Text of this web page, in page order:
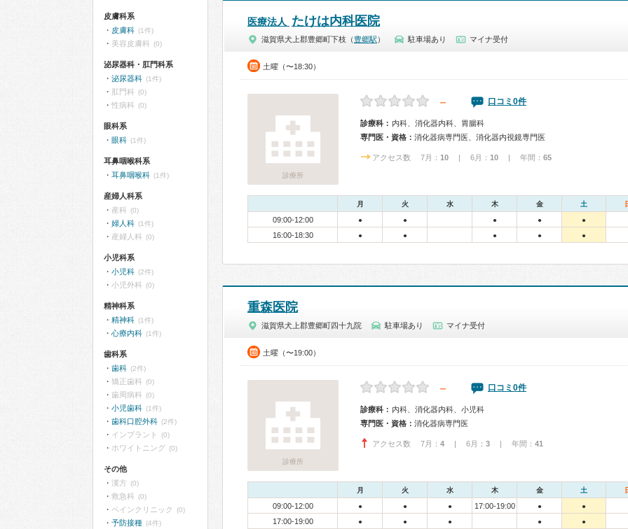
医療法人 たけは内科医院
滋賀県犬上郡豊郷町下枝（ 豊郷駅 ） 駐車場あり マイナ受付
土曜（〜18:30）
診療所
－ 口コミ0件
診療科： 内科、消化器内科、胃腸科
専門医・資格： 消化器病専門医、消化器内視鏡専門医
アクセス数 7月： 10 | 6月： 10 | 年間： 65
月 火 水 木 金 土
09:00-12:00 ● ● ● ● ●
16:00-18:30 ● ● ● ● ●
重森医院
滋賀県犬上郡豊郷町四十九院 駐車場あり マイナ受付
土曜（〜19:00）
診療所
－ 口コミ0件
診療科： 内科、消化器内科、小児科
専門医・資格： 消化器病専門医
アクセス数 7月： 4 | 6月： 3 | 年間： 41
月 火 水 木 金 土
09:00-12:00 ● ● ● 17:00-19:00 ● ●
17:00-19:00 ● ● ● ● ●
皮膚科系
皮膚科 (1件)
美容皮膚科 (0)
泌尿器科・肛門科系
泌尿器科 (1件)
肛門科 (0)
性病科 (0)
眼科系
眼科 (1件)
耳鼻咽喉科系
耳鼻咽喉科 (1件)
産婦人科系
産科 (0)
婦人科 (1件)
産婦人科 (0)
小児科系
小児科 (2件)
小児外科 (0)
精神科系
精神科 (1件)
心療内科 (1件)
歯科系
歯科 (2件)
矯正歯科 (0)
歯周病科 (0)
小児歯科 (1件)
歯科口腔外科 (2件)
インプラント (0)
ホワイトニング (0)
その他
漢方 (0)
救急科 (0)
ペインクリニック (0)
予防接種 (4件)